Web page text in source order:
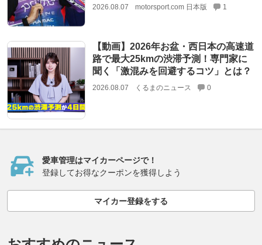
2026.08.07 motorsport.com 日本版 1
【動画】2026年お盆・西日本の高速道
路で最大25kmの渋滞予測！専門家に
聞く「激混みを回避するコツ」とは？
2026.08.07 くるまのニュース 0
愛車管理はマイカーページで！
登録してお得なクーポンを獲得しよう
マイカー登録をする